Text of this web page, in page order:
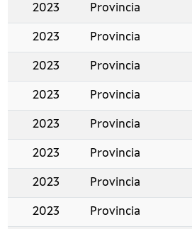
2023 Provincia
2023 Provincia
2023 Provincia
2023 Provincia
2023 Provincia
2023 Provincia
2023 Provincia
2023 Provincia